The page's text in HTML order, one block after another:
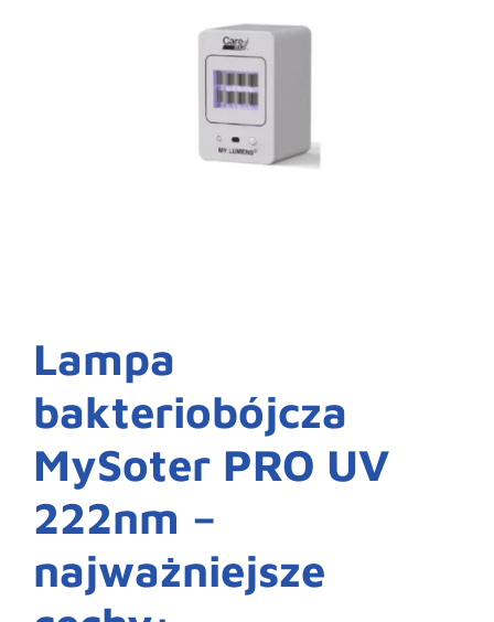
Lampa
bakteriobójcza
MySoter PRO UV
222nm –
najważniejsze